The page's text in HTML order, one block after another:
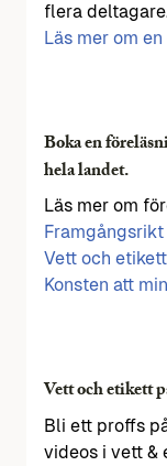
flera
Läs mer om
Boka en
hela landet.
Läs mer om
Vett och etikett
Konsten att
Vett och etikett
Bli ett proffs
videos i vett &